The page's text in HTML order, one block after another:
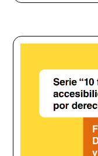
bienes o
enfatiza el papel
entornos
usuarias
información. La
como sociedad
importancia que